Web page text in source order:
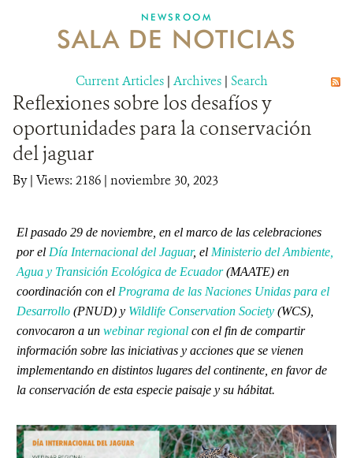
MECANISMO DE ATENCIÓN DE QUEJAS Y RECLAMOS
DONA
NEWSROOM
SALA DE NOTICIAS
Current Articles | Archives | Search
Reflexiones sobre los desafíos y
oportunidades para la conservación
del jaguar
By| Views: 2186 | noviembre 30, 2023
El pasado 29 de noviembre, en el marco de las celebraciones
por el Día Internacional del Jaguar, el Ministerio del Ambiente,
Agua y Transición Ecológica de Ecuador(MAATE) en
coordinación con el Programa de las Naciones Unidas para el
Desarrollo (PNUD) y Wildlife Conservation Society (WCS),
convocaron a un webinar regional con el fin de compartir
información sobre las iniciativas y acciones que se vienen
implementando en distintos lugares del continente, en favor de
la conservación de esta especie paisaje y su hábitat.